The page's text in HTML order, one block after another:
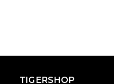
TIGERSHOP